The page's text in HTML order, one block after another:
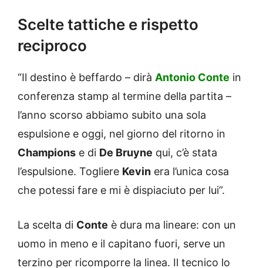
Scelte tattiche e rispetto
reciproco
“Il destino è beffardo – dirà Antonio Conte in
conferenza stamp al termine della partita –
l’anno scorso abbiamo subito una sola
espulsione e oggi, nel giorno del ritorno in
Champions e di De Bruyne qui, c’è stata
l’espulsione. Togliere Kevin era l’unica cosa
che potessi fare e mi è dispiaciuto per lui”.
La scelta di Conte è dura ma lineare: con un
uomo in meno e il capitano fuori, serve un
terzino per ricomporre la linea. Il tecnico lo